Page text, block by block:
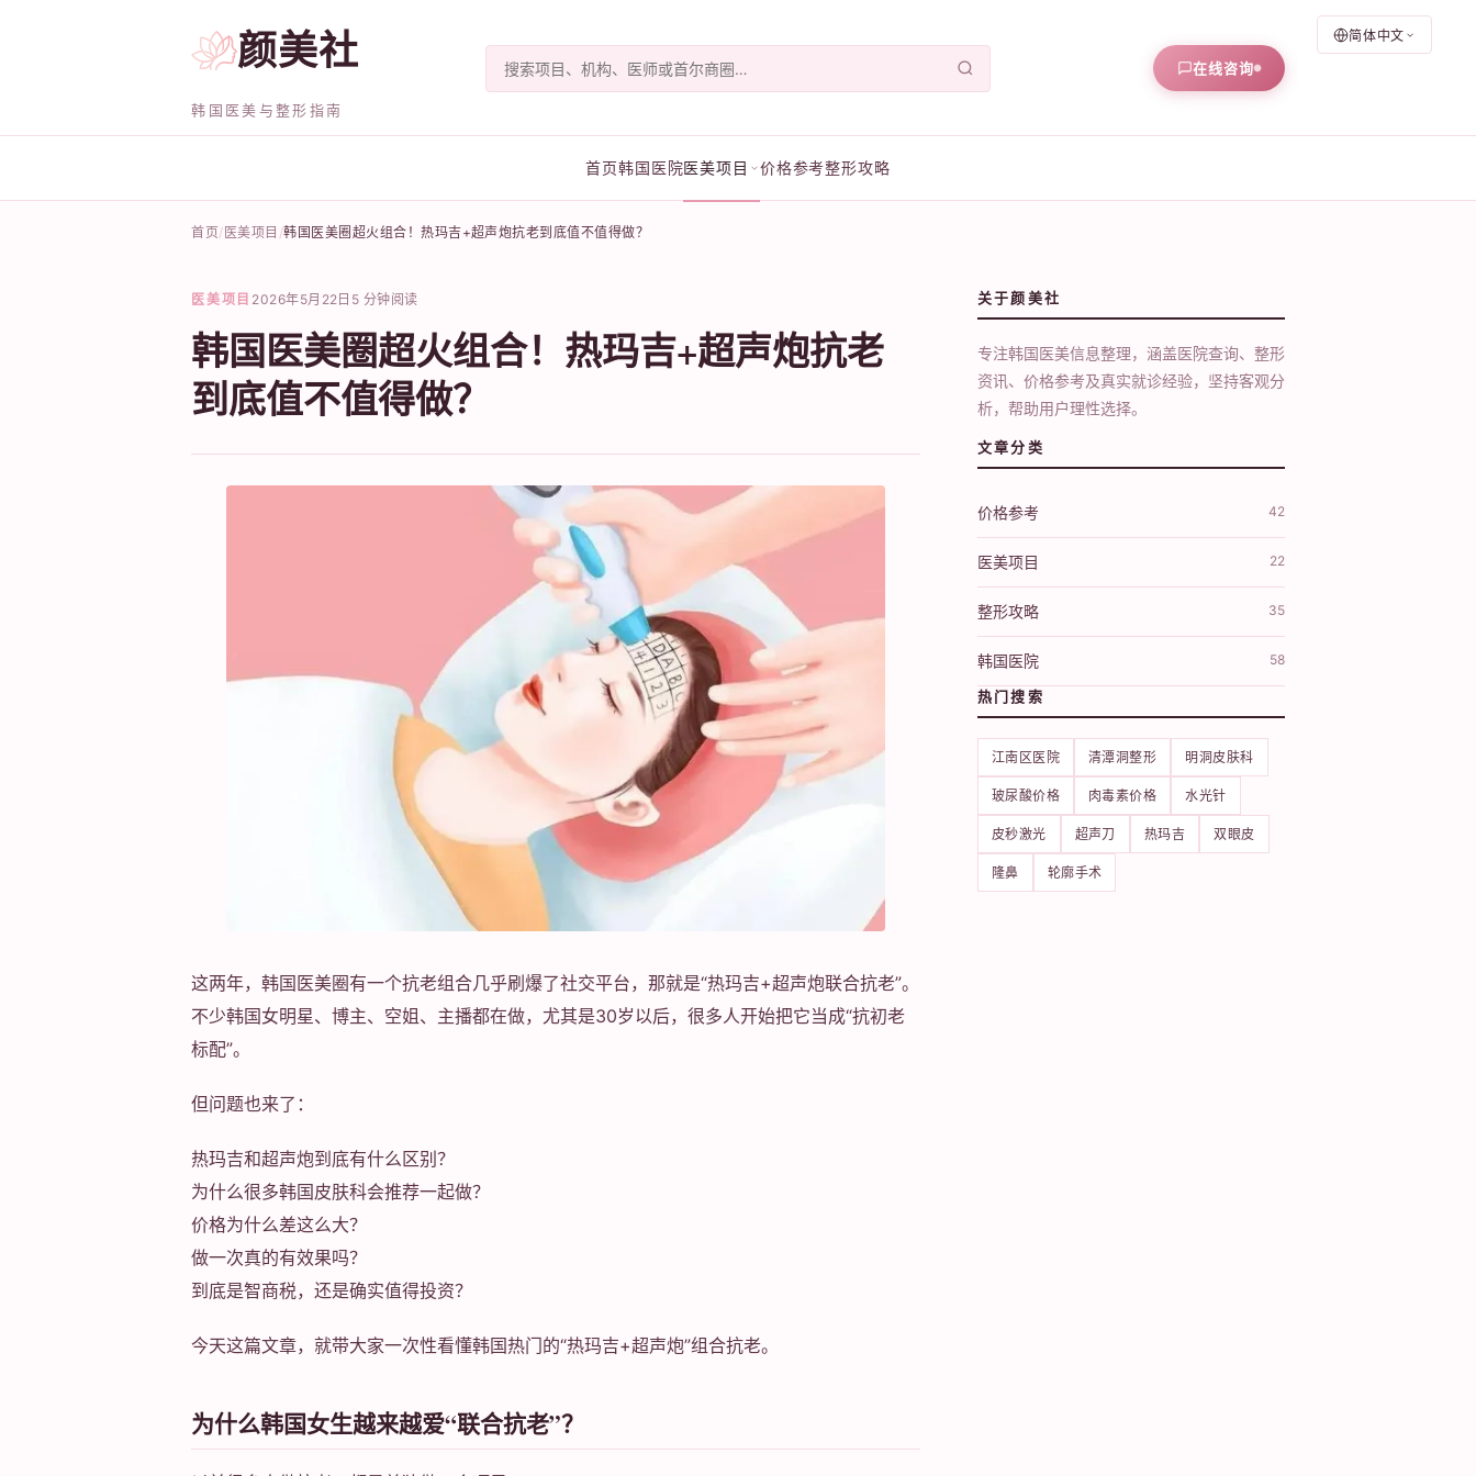
简体中文
颜美社
韩国医美与整形指南
在线咨询
首页韩国医院医美项目 价格参考整形攻略
首页 医美项目 韩国医美圈超火组合！热玛吉+超声炮抗老到底值不值得做？
医美项目 2026年5月22日 5 分钟阅读
韩国医美圈超火组合！热玛吉+超声炮抗老
到底值不值得做？
这两年，韩国医美圈有一个抗老组合几乎刷爆了社交平台，那就是“热玛吉+超声炮联合抗老”。
不少韩国女明星、博主、空姐、主播都在做，尤其是30岁以后，很多人开始把它当成“抗初老
标配”。
但问题也来了：
热玛吉和超声炮到底有什么区别？
为什么很多韩国皮肤科会推荐一起做？
价格为什么差这么大？
做一次真的有效果吗？
到底是智商税，还是确实值得投资？
今天这篇文章，就带大家一次性看懂韩国热门的“热玛吉+超声炮”组合抗老。
为什么韩国女生越来越爱“联合抗老”？
关于颜美社
专注韩国医美信息整理，涵盖医院查询、整形
资讯、价格参考及真实就诊经验，坚持客观分
析，帮助用户理性选择。
文章分类
价格参考 42
医美项目 22
整形攻略 35
韩国医院 58
热门搜索
江南区医院 清潭洞整形 明洞皮肤科
玻尿酸价格 肉毒素价格 水光针
皮秒激光 超声刀 热玛吉 双眼皮
隆鼻 轮廓手术